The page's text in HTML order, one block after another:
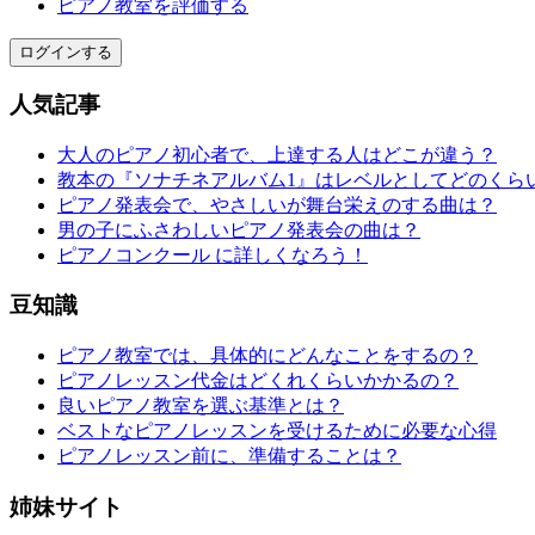
ピアノ教室を評価する
ログインする
人気記事
大人のピアノ初心者で、上達する人はどこが違う？
教本の『ソナチネアルバム1』はレベルとしてどのくら
ピアノ発表会で、やさしいが舞台栄えのする曲は？
男の子にふさわしいピアノ発表会の曲は？
ピアノコンクール に詳しくなろう！
豆知識
ピアノ教室では、具体的にどんなことをするの？
ピアノレッスン代金はどくれくらいかかるの？
良いピアノ教室を選ぶ基準とは？
ベストなピアノレッスンを受けるために必要な心得
ピアノレッスン前に、準備することは？
姉妹サイト